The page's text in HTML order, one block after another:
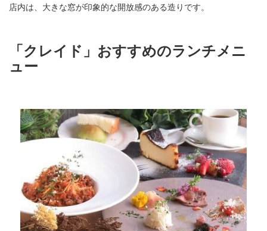
店内は、大きな窓が印象的な開放感のある造りです。
「クレイド」おすすめのランチメニ
ュー